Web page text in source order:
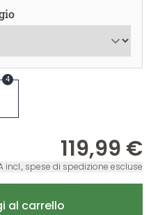
4
119,99 €
incl., spese di spedizione escluse
al carrello